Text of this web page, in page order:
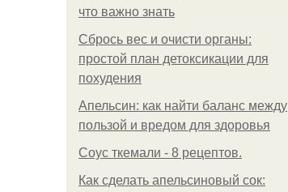
что важно знать
Сбрось вес и очисти органы:
простой план детоксикации для
похудения
Апельсин: как найти баланс между
пользой и вредом для здоровья
Соус ткемали - 8 рецептов.
Как сделать апельсиновый сок: